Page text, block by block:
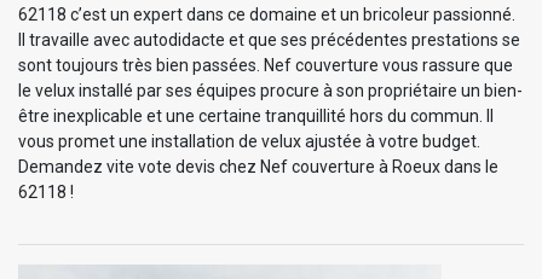
62118 c’est un expert dans ce domaine et un bricoleur passionné.
Il travaille avec autodidacte et que ses précédentes prestations se
sont toujours très bien passées. Nef couverture vous rassure que
le velux installé par ses équipes procure à son propriétaire un bien-
être inexplicable et une certaine tranquillité hors du commun. Il
vous promet une installation de velux ajustée à votre budget.
Demandez vite vote devis chez Nef couverture à Roeux dans le
62118 !